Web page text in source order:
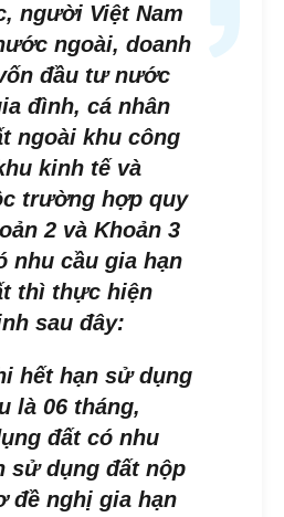
người Việt Nam
ngoài, doanh
đầu tư nước
đình, cá nhân
ngoài khu công
kinh tế và
trường hợp quy
2 và Khoản 3
nhu cầu gia hạn
thì thực hiện
sau đây:
hết hạn sử dụng
là 06 tháng,
đất có nhu
sử dụng đất nộp
đề nghị gia hạn